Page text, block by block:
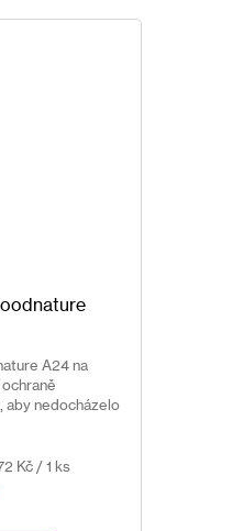
A24 na
aby nedocházelo
Kč / 1 ks